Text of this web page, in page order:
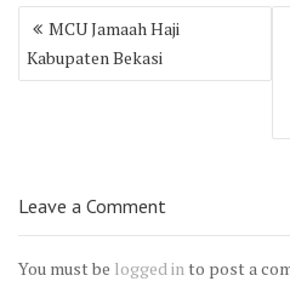
Post
navigation
MCU Jamaah Haji
Kabupaten Bekasi
Leave a Comment
You must be logged in to post a